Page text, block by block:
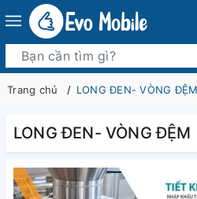
Trang chủ LONG ĐEN- VÒNG
LONG ĐEN- VÒNG ĐỆM